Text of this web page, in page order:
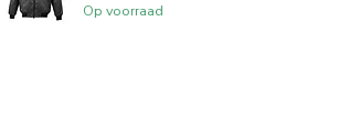
Op voorraad